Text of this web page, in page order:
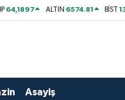
64,1897 ALTIN 6574.81 BİST
Asayiş